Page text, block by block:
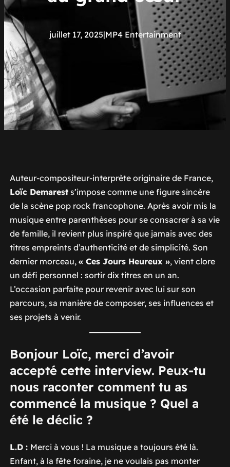
juillet 17, 2025|MP4 Entertainment
Auteur-compositeur-interprète originaire de France,
Loïc Demarests’impose comme une figure sincère
de la scène pop rock francophone. Après avoir mis la
musique entre parenthèses pour se consacrer à sa vie
de famille, il revient plus inspiré que jamais avec des
titres empreints d’authenticité et de simplicité. Son
dernier morceau, « Ces Jours Heureux », vient clore
un défi personnel : sortir dix titres en un an.
L’occasion parfaite pour revenir avec lui sur son
parcours, sa manière de composer, ses influences et
ses projets à venir.
Bonjour Loïc, merci d’avoir
accepté cette interview. Peux-tu
nous raconter comment tu as
commencé la musique ? Quel a
été le déclic ?
L.D : Merci à vous ! La musique a toujours été là.
Enfant, à la fête foraine, je ne voulais pas monter